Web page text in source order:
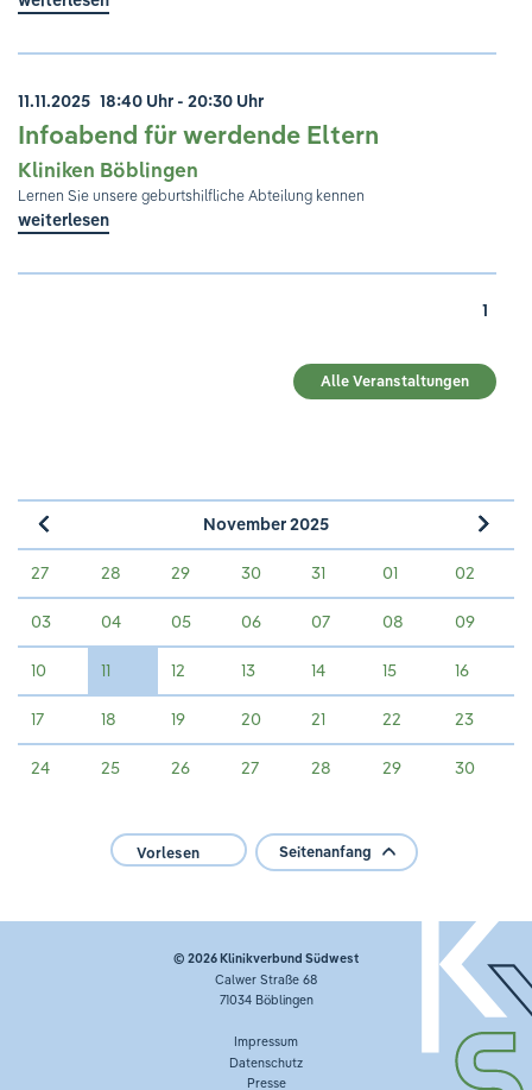
11.11.2025 18:40 Uhr - 20:30 Uhr
Infoabend für werdende Eltern
Kliniken Böblingen
Lernen Sie unsere geburtshilfliche Abteilung kennen
weiterlesen
1
Alle Veranstaltungen
«
November 2025 »
27 28 29 30 31 01 02
03 04 05 06 07 08 09
10 11 12 13 14 15 16
17 18 19 20 21 22 23
24 25 26 27 28 29 30
Vorlesen Seitenanfang
© 2026Klinikverbund Südwest
Calwer Straße 68
71034 Böblingen
Impressum
Datenschutz
Presse